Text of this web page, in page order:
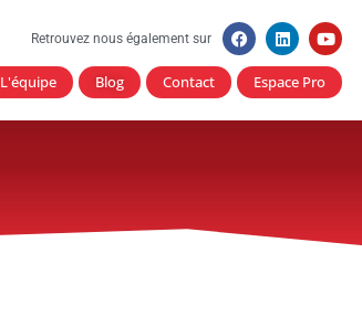
Retrouvez nous également sur
L'équipe Blog Contact Espace Pro